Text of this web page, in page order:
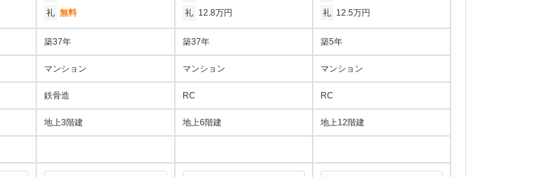
礼 無料
礼 12.8万円
礼 12.5万円
築37年 築37年 築5年
マンション マンション マンション
鉄骨造 RC RC
地上3階建 地上6階建 地上12階建